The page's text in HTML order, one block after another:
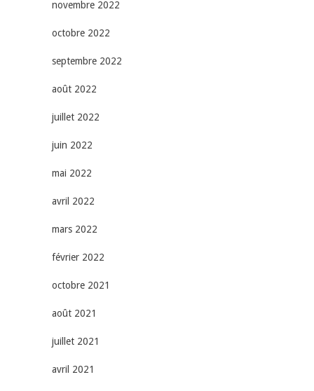
novembre 2022
octobre 2022
septembre 2022
août 2022
juillet 2022
juin 2022
mai 2022
avril 2022
mars 2022
février 2022
octobre 2021
août 2021
juillet 2021
avril 2021